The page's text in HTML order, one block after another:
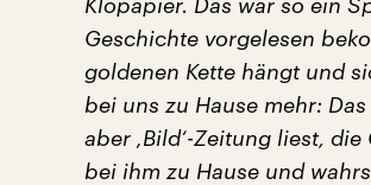
Geschichte vorgelesen
goldenen Kette hängt und
bei uns zu Hause mehr:
aber ‚Bild‘-Zeitung liest,
bei ihm zu Hause und